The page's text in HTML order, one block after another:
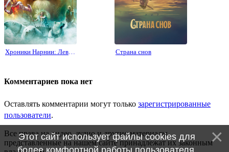
Страна снов
Комментариев пока нет
Оставлять комментарии могут только зарегистрированные
пользователи.
Все права на видео, аудио и другие материалы,
представленные на нашем сайте принадлежат их законным
Этот сайт использует файлы cookies для
более комфортной работы пользователя.